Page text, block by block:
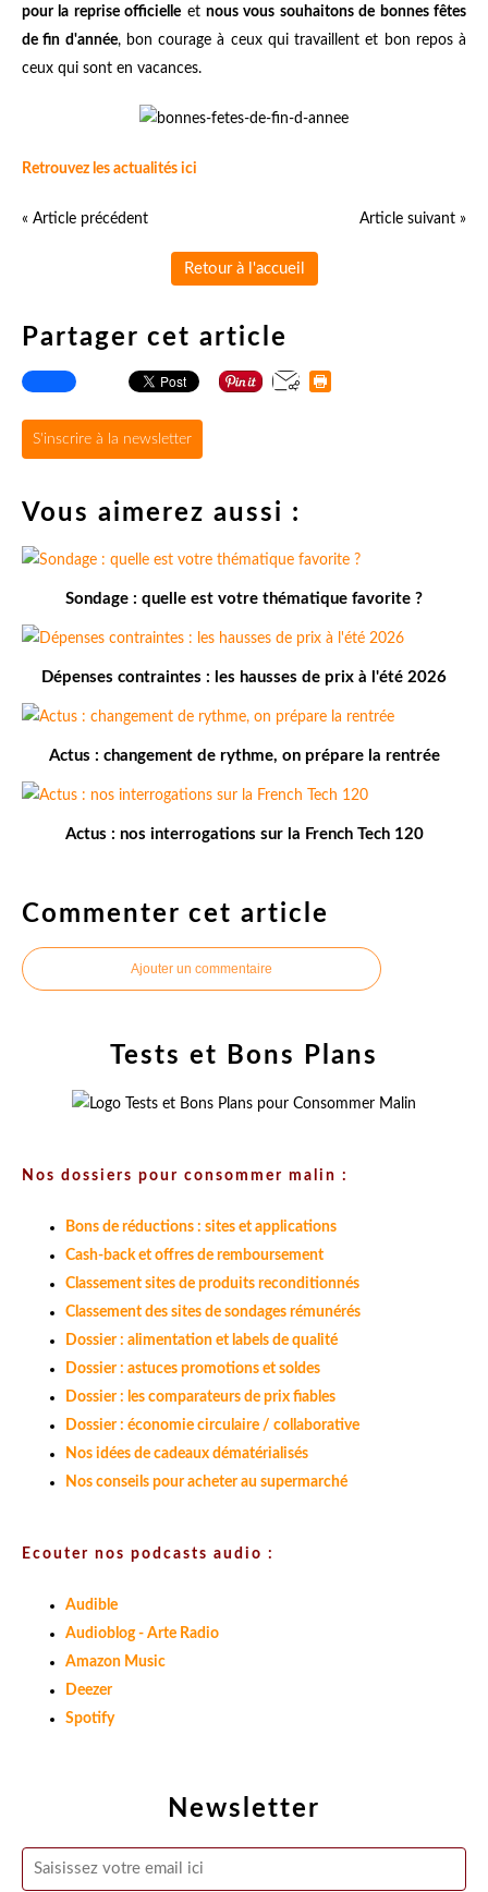
pour la reprise officielle etnous vous souhaitons de bonnes fêtes
de fin d'année, bon courage à ceux qui travaillent et bon repos à
ceux qui sont en vacances.
Retrouvez les actualités ici
« Article précédent Article suivant »
Retour à l'accueil
Partager cet article
S'inscrire à la newsletter
Vous aimerez aussi :
Sondage : quelle est votre thématique favorite ?
Dépenses contraintes : les hausses de prix à l'été 2026
Actus : changement de rythme, on prépare la rentrée
Actus : nos interrogations sur la French Tech 120
Commenter cet article
Ajouter un commentaire
Newsletter
Tests et Bons Plans
Nos dossiers pour consommer malin :
Bons de réductions : sites et applications
Cash-back et offres de remboursement
Classement sites de produits reconditionnés
Classement des sites de sondages rémunérés
Dossier : alimentation et labels de qualité
Dossier : astuces promotions et soldes
Dossier : les comparateurs de prix fiables
Dossier : économie circulaire / collaborative
Nos idées de cadeaux dématérialisés
Nos conseils pour acheter au supermarché
Ecouter nos podcasts audio :
Audible
Audioblog - Arte Radio
Amazon Music
Deezer
Spotify